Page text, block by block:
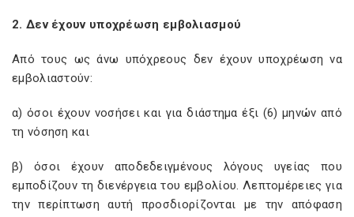
2. Δεν έχουν υποχρέωση εμβολιασμού
Από τους ως άνω υπόχρεους δεν έχουν υποχρέωση να
εμβολιαστούν:
α) όσοι έχουν νοσήσει και για διάστημα έξι (6) μηνών από
τη νόσηση και
β) όσοι έχουν αποδεδειγμένους λόγους υγείας που
εμποδίζουν τη διενέργεια του εμβολίου. Λεπτομέρειες για
την περίπτωση αυτή προσδιορίζονται με την απόφαση